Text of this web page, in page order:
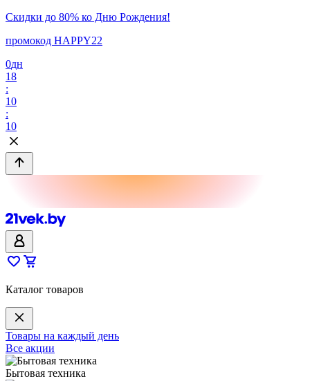
Скидки до 80% ко Дню Рождения!
промокод HAPPY22
0дн
18
:
10
:
10
Каталог товаров
Товары на каждый день
Все акции
Бытовая техника